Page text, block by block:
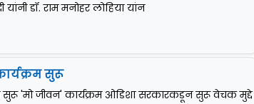
डॉ. राम मनोहर लोहिया यांन
सुरू
'मो जीवन' कार्यक्रम ओडिशा सरकारकडून सुरू वेचक मुद्दे